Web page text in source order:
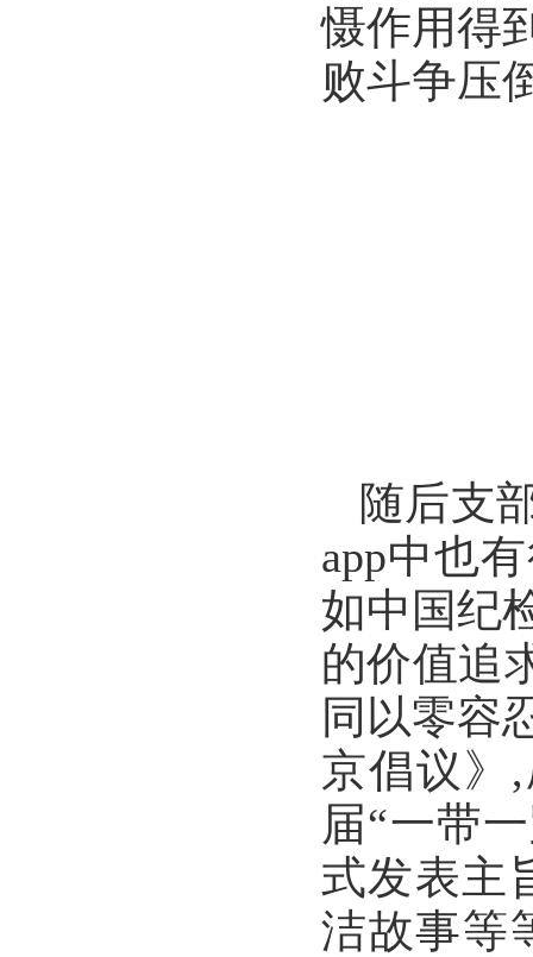
慑作用得
败斗争压
随后支
app中也
如中国纪
的价值追
同以零容
京倡议》
届“一带
式发表主
洁故事等